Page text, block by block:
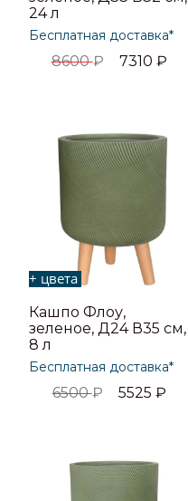
24 л
Бесплатная доставка*
8600₽ 7310 ₽
+ цвета
Кашпо Флоу,
зеленое, Д24 В35 см,
8 л
Бесплатная доставка*
6500₽ 5525 ₽